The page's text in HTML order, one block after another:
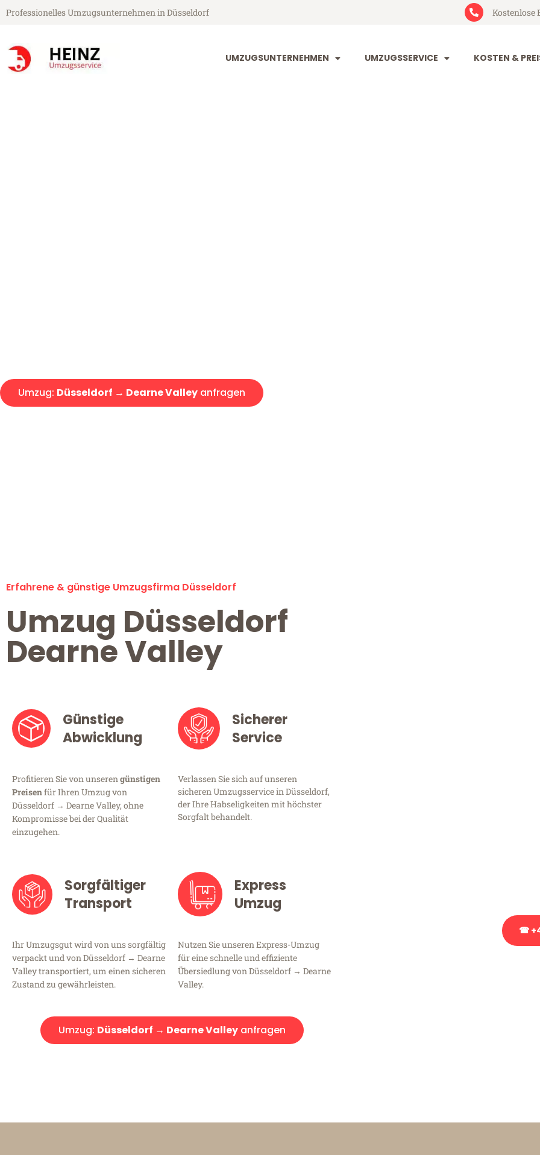
Professionelles Umzugsunternehmen in Düsseldorf Kostenlose
UMZUGSUNTERNEHMEN UMZUGSSERVICE KOSTEN &
Umzug: Düsseldorf → Dearne Valley anfragen
Erfahrene & günstige Umzugsfirma Düsseldorf
Umzug Düsseldorf
Dearne Valley
Günstige
Abwicklung
Profitieren Sie von unserengünstigen
Preisenfür Ihren Umzug von
Düsseldorf → Dearne Valley, ohne
Kompromisse bei der Qualität
einzugehen.
Sicherer
Service
Verlassen Sie sich auf unseren
sicheren Umzugsservice in Düsseldorf,
der Ihre Habseligkeiten mit höchster
Sorgfalt behandelt.
Sorgfältiger
Transport
Ihr Umzugsgut wird von uns sorgfältig
verpackt und von Düsseldorf → Dearne
Valley transportiert, um einen sicheren
Zustand zu gewährleisten.
Express
Umzug
Nutzen Sie unseren Express-Umzug
für eine schnelle und effiziente
Übersiedlung von Düsseldorf → Dearne
Valley.
Umzug: Düsseldorf → Dearne Valleyanfragen
☎